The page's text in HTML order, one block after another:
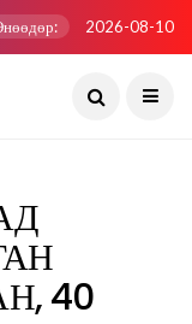
2026-08-10
40